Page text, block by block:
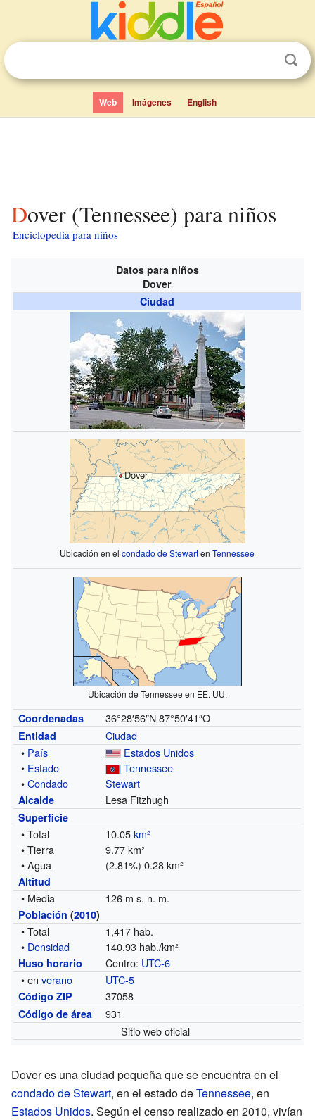
Web Imágenes English
Dover (Tennessee) para niños
Enciclopedia para niños
Datos para niños
Dover
Ciudad
Dover
Ubicación en elcondado de StewartenTennessee
Ubicación de Tennessee en EE. UU.
Coordenadas 36°28′56″N 87°50′41″O
Entidad
Ciudad
• País
Estados Unidos
• Estado
Tennessee
•Condado Stewart
Alcalde Lesa Fitzhugh
Superficie
• Total 10.05km²
• Tierra
9.77 km²
• Agua
(2.81%) 0.28 km²
Altitud
• Media 126 m s. n. m.
Población (2010)
• Total
1,417 hab.
• Densidad 140,93 hab./km²
Huso horario Centro: UTC-6
• enverano UTC-5
Código ZIP 37058
Código de área
931
Sitio web oficial
Dover es una ciudad pequeña que se encuentra en el
condado de Stewart, en el estado deTennessee, en
Estados Unidos. Según el censo realizado en 2010, vivían